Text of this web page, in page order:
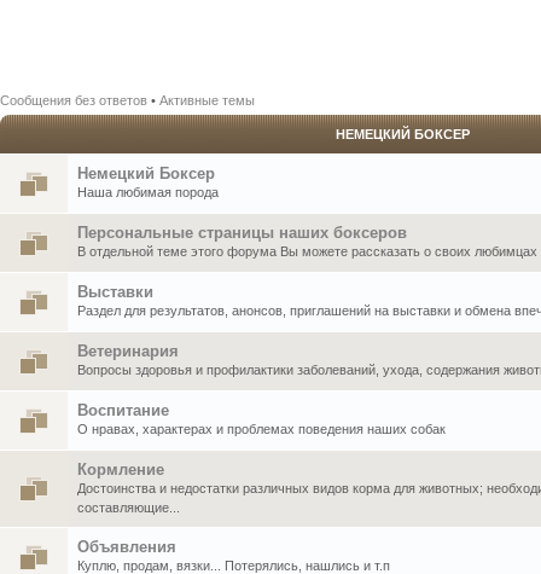
Сообщения без ответов • Активные темы
НЕМЕЦКИЙ БОКСЕР
Немецкий Боксер
Наша любимая порода
Персональные страницы наших боксеров
В отдельной теме этого форума Вы можете рассказать о своих любимцах
Выставки
Раздел для результатов, анонсов, приглашений на выставки и обмена
Ветеринария
Вопросы здоровья и профилактики заболеваний, ухода, содержания
Воспитание
О нравах, характерах и проблемах поведения наших собак
Кормление
Достоинства и недостатки различных видов корма для животных;
составляющие...
Объявления
Куплю, продам, вязки... Потерялись, нашлись и т.п